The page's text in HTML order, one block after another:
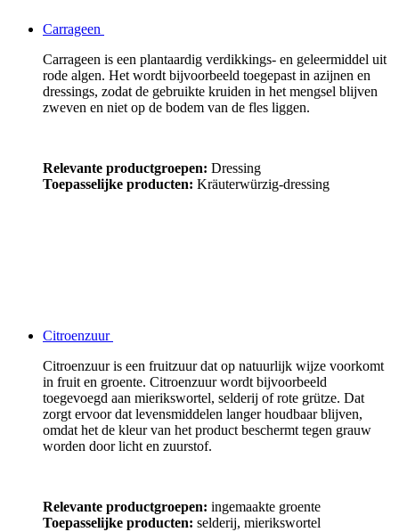
Carrageen
Carrageen is een plantaardig verdikkings- en geleermiddel uit
rode algen. Het wordt bijvoorbeeld toegepast in azijnen en
dressings, zodat de gebruikte kruiden in het mengsel blijven
zweven en niet op de bodem van de fles liggen.
Relevante productgroepen: Dressing
Toepasselijke producten: Kräuterwürzig-dressing
Citroenzuur
Citroenzuur is een fruitzuur dat op natuurlijk wijze voorkomt
in fruit en groente. Citroenzuur wordt bijvoorbeeld
toegevoegd aan mierikswortel, selderij of rote grütze. Dat
zorgt ervoor dat levensmiddelen langer houdbaar blijven,
omdat het de kleur van het product beschermt tegen grauw
worden door licht en zuurstof.
Relevante productgroepen: ingemaakte groente
Toepasselijke producten: selderij, mierikswortel